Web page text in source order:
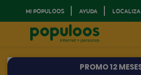
MI POPULOOS AYUDA
PROMO 12